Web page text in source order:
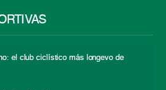
el club ciclístico más longevo de